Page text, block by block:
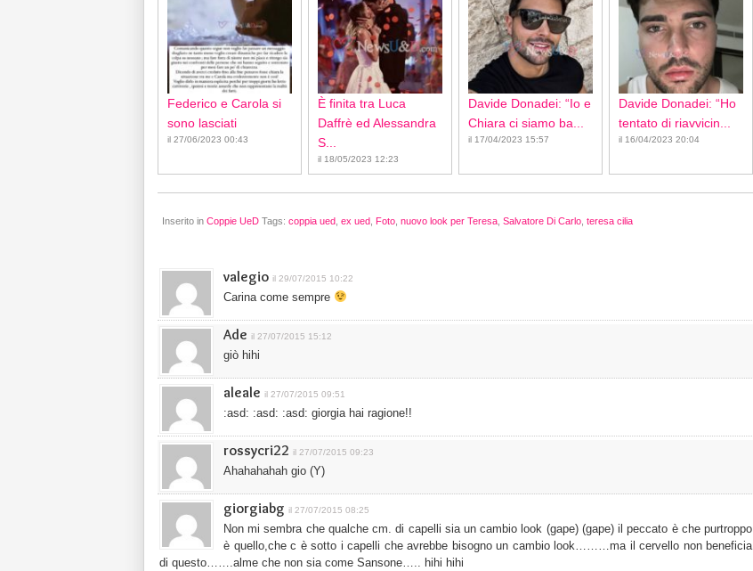
Federico e Carola si
sono lasciati
il 27/06/2023 00:43
È finita tra Luca
Daffrè ed Alessandra
S...
il 18/05/2023 12:23
Davide Donadei: “Io e
Chiara ci siamo ba...
il 17/04/2023 15:57
Davide Donadei: “Ho
tentato di riavvicin...
il 16/04/2023 20:04
Inserito in Coppie UeD Tags: coppia ued ex ued Foto nuovo look per Teresa Salvatore Di Carlo teresa cilia
valegio il 29/07/2015 10:22
Carina come sempre
Ade il 27/07/2015 15:12
giò hihi
aleale il 27/07/2015 09:51
:asd: :asd: :asd: giorgia hai ragione!!
rossycri22 il 27/07/2015 09:23
Ahahahahah gio (Y)
giorgiabg il 27/07/2015 08:25
Non mi sembra che qualche cm. di capelli sia un cambio look (gape) (gape) il peccato è che purtroppo
è quello,che c è sotto i capelli che avrebbe bisogno un cambio look………ma il cervello non beneficia
di questo…….alme che non sia come Sansone….. hihi hihi